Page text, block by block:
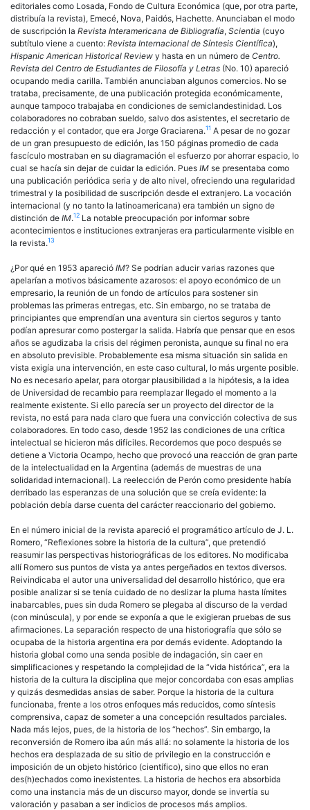
editoriales como Losada, Fondo de Cultura Económica (que, por otra parte,
distribuía la revista), Emecé, Nova, Paidós, Hachette. Anunciaban el modo
de suscripción la Revista Interamericana de Bibliografía, Scientia (cuyo
subtítulo viene a cuento: Revista Internacional de Síntesis Científica),
Hispanic American Historical Review y hasta en un número de Centro.
Revista del Centro de Estudiantes de Filosofía y Letras (No. 10) apareció
ocupando media carilla. También anunciaban algunos comercios. No se
trataba, precisamente, de una publicación protegida económicamente,
aunque tampoco trabajaba en condiciones de semiclandestinidad. Los
colaboradores no cobraban sueldo, salvo dos asistentes, el secretario de
redacción y el contador, que era Jorge Graciarena.11 A pesar de no gozar
de un gran presupuesto de edición, las 150 páginas promedio de cada
fascículo mostraban en su diagramación el esfuerzo por ahorrar espacio, lo
cual se hacía sin dejar de cuidar la edición. Pues IM se presentaba como
una publicación periódica seria y de alto nivel, ofreciendo una regularidad
trimestral y la posibilidad de suscripción desde el extranjero. La vocación
internacional (y no tanto la latinoamericana) era también un signo de
distinción de IM.12 La notable preocupación por informar sobre
acontecimientos e instituciones extranjeras era particularmente visible en
la revista.13
¿Por qué en 1953 apareció IM? Se podrían aducir varias razones que
apelarían a motivos básicamente azarosos: el apoyo económico de un
empresario, la reunión de un fondo de artículos para sostener sin
problemas las primeras entregas, etc. Sin embargo, no se trataba de
principiantes que emprendían una aventura sin ciertos seguros y tanto
podían apresurar como postergar la salida. Habría que pensar que en esos
años se agudizaba la crisis del régimen peronista, aunque su final no era
en absoluto previsible. Probablemente esa misma situación sin salida en
vista exigía una intervención, en este caso cultural, lo más urgente posible.
No es necesario apelar, para otorgar plausibilidad a la hipótesis, a la idea
de Universidad de recambio para reemplazar llegado el momento a la
realmente existente. Si ello parecía ser un proyecto del director de la
revista, no está para nada claro que fuera una convicción colectiva de sus
colaboradores. En todo caso, desde 1952 las condiciones de una crítica
intelectual se hicieron más difíciles. Recordemos que poco después se
detiene a Victoria Ocampo, hecho que provocó una reacción de gran parte
de la intelectualidad en la Argentina (además de muestras de una
solidaridad internacional). La reelección de Perón como presidente había
derribado las esperanzas de una solución que se creía evidente: la
población debía darse cuenta del carácter reaccionario del gobierno.
En el número inicial de la revista apareció el programático artículo de J. L.
Romero, “Reflexiones sobre la historia de la cultura”, que pretendió
reasumir las perspectivas historiográficas de los editores. No modificaba
allí Romero sus puntos de vista ya antes pergeñados en textos diversos.
Reivindicaba el autor una universalidad del desarrollo histórico, que era
posible analizar si se tenía cuidado de no deslizar la pluma hasta límites
inabarcables, pues sin duda Romero se plegaba al discurso de la verdad
(con minúscula), y por ende se exponía a que le exigieran pruebas de sus
afirmaciones. La separación respecto de una historiografía que sólo se
ocupaba de la historia argentina era por demás evidente. Adoptando la
historia global como una senda posible de indagación, sin caer en
simplificaciones y respetando la complejidad de la “vida histórica”, era la
historia de la cultura la disciplina que mejor concordaba con esas amplias
y quizás desmedidas ansias de saber. Porque la historia de la cultura
funcionaba, frente a los otros enfoques más reducidos, como síntesis
comprensiva, capaz de someter a una concepción resultados parciales.
Nada más lejos, pues, de la historia de los “hechos”. Sin embargo, la
reconversión de Romero iba aún más allá: no solamente la historia de los
hechos era desplazada de su sitio de privilegio en la construcción e
imposición de un objeto histórico (científico), sino que ellos no eran
des(h)echados como inexistentes. La historia de hechos era absorbida
como una instancia más de un discurso mayor, donde se invertía su
valoración y pasaban a ser indicios de procesos más amplios.